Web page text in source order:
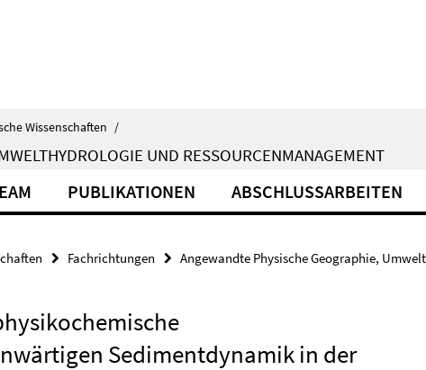
Wissenschaften /
UND RESSOURCENMANAGEMENT
PUBLIKATIONEN ABSCHLUSSARBEITEN
Fachrichtungen Angewandte Physische Geographie,
Sedimentdynamik in der